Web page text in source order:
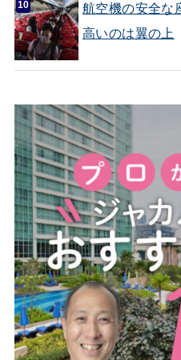
航空機の安全な
高いのは翼の上